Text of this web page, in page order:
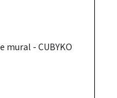
mural - CUBYKO